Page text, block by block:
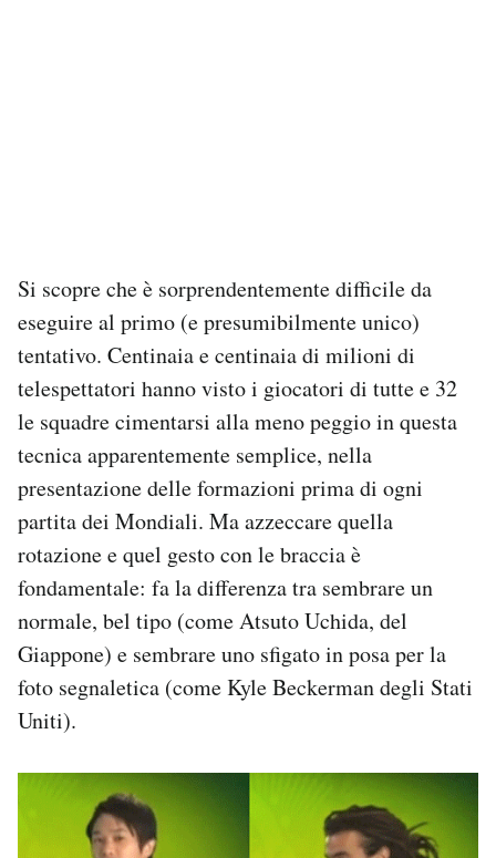
Si scopre che è sorprendentemente difficile da
eseguire al primo (e presumibilmente unico)
tentativo. Centinaia e centinaia di milioni di
telespettatori hanno visto i giocatori di tutte e 32
le squadre cimentarsi alla meno peggio in questa
tecnica apparentemente semplice, nella
presentazione delle formazioni prima di ogni
partita dei Mondiali. Ma azzeccare quella
rotazione e quel gesto con le braccia è
fondamentale: fa la differenza tra sembrare un
normale, bel tipo (come Atsuto Uchida, del
Giappone) e sembrare uno sfigato in posa per la
foto segnaletica (come Kyle Beckerman degli Stati
Uniti).